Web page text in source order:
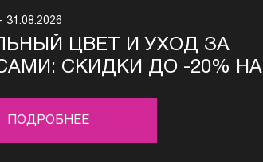
31.08.2026
ЦВЕТ И УХОД ЗА
СКИДКИ ДО -20% НА
ПОДРОБНЕЕ